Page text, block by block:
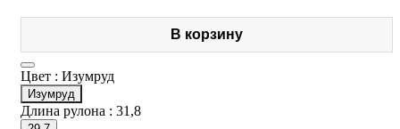
В корзину
Цвет : Изумруд
Изумруд
Длина рулона : 31,8